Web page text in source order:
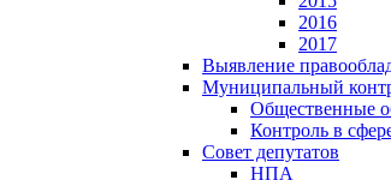
2016
2017
Выявление
Муниципальный
Общественные
Контроль в
Совет депутатов
НПА